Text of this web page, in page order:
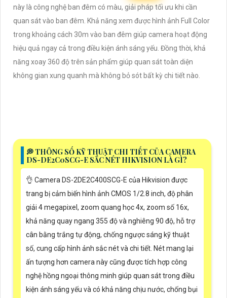
này là công nghệ ban đêm có màu, giải pháp tối ưu khi cần
quan sát vào ban đêm. Khả năng xem được hình ảnh Full Color
trong khoảng cách 30m vào ban đêm giúp camera hoạt động
hiệu quả ngay cả trong điều kiện ánh sáng yếu. Đồng thời, khả
năng xoay 360 độ trên sản phẩm giúp quan sát toàn diện
không gian xung quanh mà không bỏ sót bất kỳ chi tiết nào.
️💭 THÔNG SỐ KỸ THUẬT CHI TIẾT CỦA CAMERA
DS-DE2C0SCG-E SẮC NÉT HIKVISION LÀ GÌ?
👌 Camera DS-2DE2C400SCG-E của Hikvision được
trang bị cảm biến hình ảnh CMOS 1/2.8 inch, độ phân
giải 4 megapixel, zoom quang học 4x, zoom số 16x,
khả năng quay ngang 355 độ và nghiêng 90 độ, hỗ trợ
cân bằng trắng tự động, chống ngược sáng kỹ thuật
số, cung cấp hình ảnh sắc nét và chi tiết. Nét mang lại
ấn tượng hơn camera này cũng được tích hợp công
nghệ hồng ngoại thông minh giúp quan sát trong điều
kiện ánh sáng yếu và có khả năng chịu nước, chống bụi